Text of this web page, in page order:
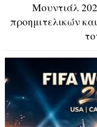
Μουντιάλ
προημιτελικών